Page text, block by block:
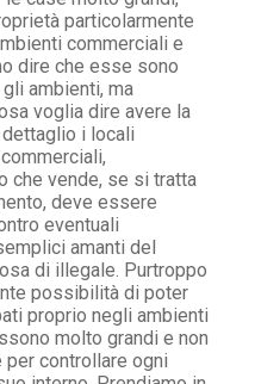
particolarmente
commerciali e
dire che esse sono
ambienti, ma
voglia dire avere la
i locali
che vende, se si tratta
deve essere
eventuali
amanti del
di illegale. Purtroppo
possibilità di poter
proprio negli ambienti
molto grandi e non
controllare ogni